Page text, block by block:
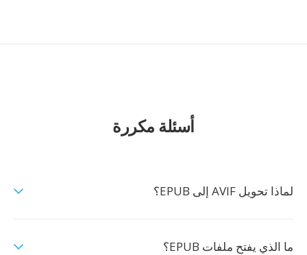
أسئلة مكررة
لماذا تحويل AVIF إلى EPUB؟
ما الذي يفتح ملفات EPUB؟